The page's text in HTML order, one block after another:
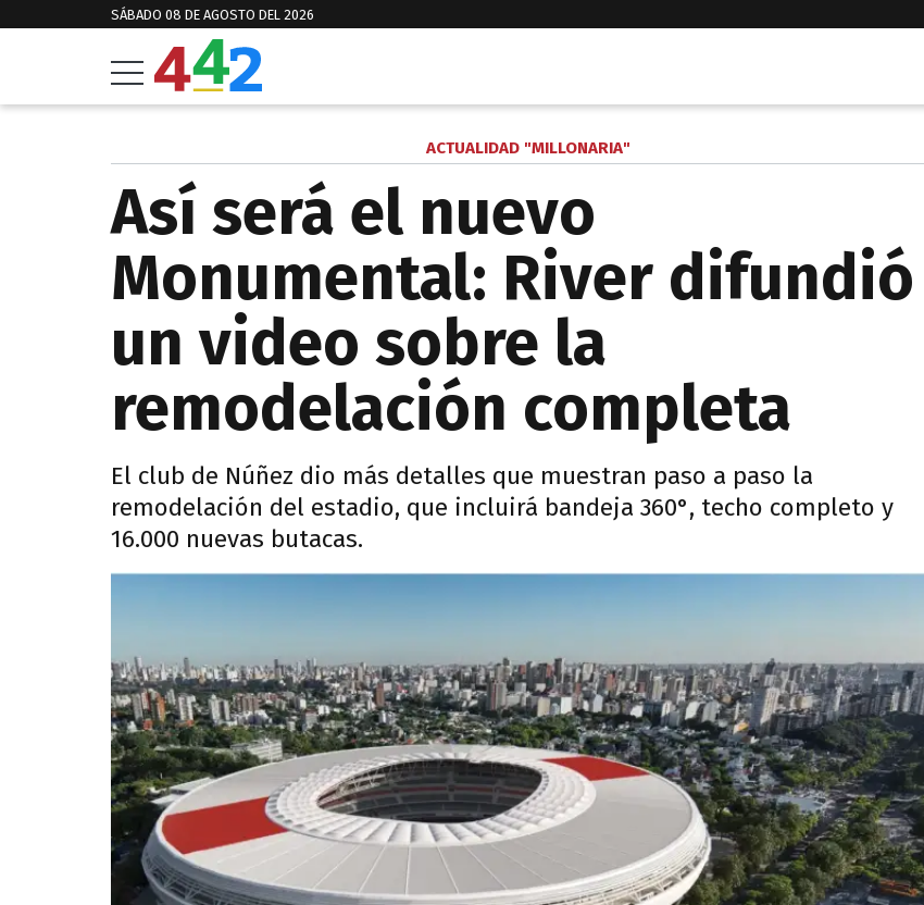
SÁBADO 08 DE AGOSTO DEL 2026
ACTUALIDAD "MILLONARIA"
Así será el nuevo
Monumental: River difundió
un video sobre la
remodelación completa
El club de Núñez dio más detalles que muestran paso a paso la
remodelación del estadio, que incluirá bandeja 360°, techo completo y
16.000 nuevas butacas.